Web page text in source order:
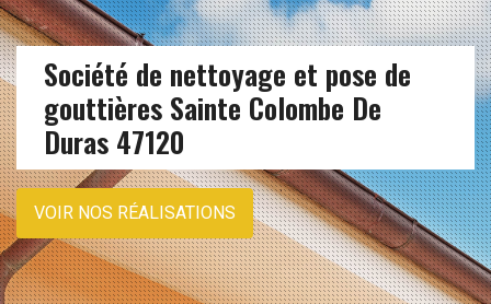
Société de nettoyage et pose de
gouttières Sainte Colombe De
Duras 47120
VOIR NOS RÉALISATIONS